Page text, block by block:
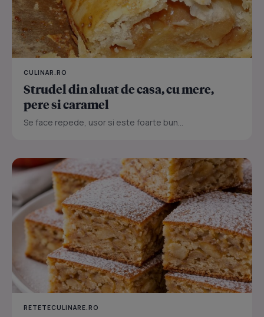
CULINAR.RO
Strudel din aluat de casa, cu mere,
pere si caramel
Se face repede, usor si este foarte bun...
RETETECULINARE.RO